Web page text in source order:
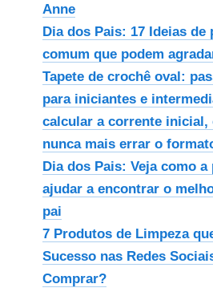
Anne
Dia dos Pais: 17 Ideias de
comum que podem
Tapete de crochê oval:
para iniciantes e
calcular a corrente inicial,
nunca mais errar o
Dia dos Pais: Veja como
ajudar a encontrar o
pai
7 Produtos de Limpeza
Sucesso nas Redes
Comprar?